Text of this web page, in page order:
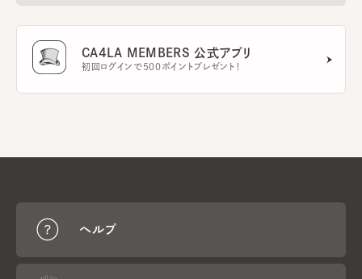
CA4LA MEMBERS 公式アプリ
初回ログインで500ポイントプレゼント！
ヘルプ